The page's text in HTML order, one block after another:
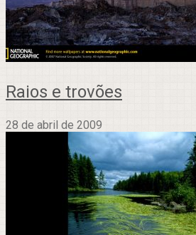
Raios e trovões
28 de abril de 2009